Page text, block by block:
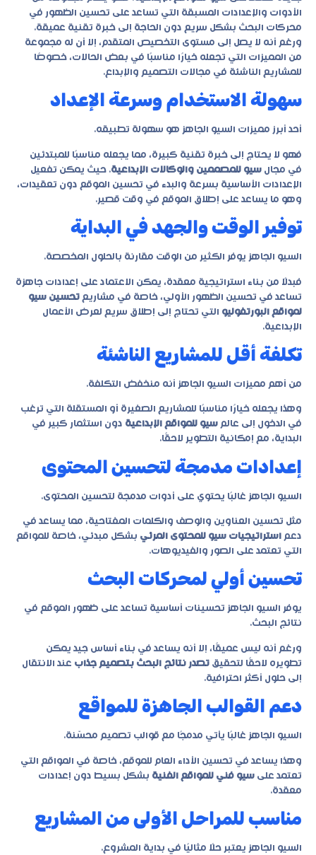
الأدوات والإعدادات المسبقة التي تساعد على تحسين الظهور في
محركات البحث بشكل سريع دون الحاجة إلى خبرة تقنية عميقة.
ورغم أنه لا يصل إلى مستوى التخصيص المتقدم، إلا أن له مجموعة
من المميزات التي تجعله خيارًا مناسبًا في بعض الحالات، خصوصًا
للمشاريع الناشئة في مجالات التصميم والإبداع.
سهولة الاستخدام وسرعة الإعداد
أحد أبرز مميزات السيو الجاهز هو سهولة تطبيقه.
فهو لا يحتاج إلى خبرة تقنية كبيرة، مما يجعله مناسبًا للمبتدئين
في مجال سيو للمصممين والوكالات الإبداعية. حيث يمكن تفعيل
الإعدادات الأساسية بسرعة والبدء في تحسين الموقع دون تعقيدات،
وهو ما يساعد على إطلاق الموقع في وقت قصير.
توفير الوقت والجهد في البداية
السيو الجاهز يوفر الكثير من الوقت مقارنة بالحلول المخصصة.
فبدلًا من بناء استراتيجية معقدة، يمكن الاعتماد على إعدادات جاهزة
تساعد في تحسين الظهور الأولي، خاصة في مشاريع تحسين سيو
لمواقع البورتفوليو التي تحتاج إلى إطلاق سريع لعرض الأعمال
الإبداعية.
تكلفة أقل للمشاريع الناشئة
من أهم مميزات السيو الجاهز أنه منخفض التكلفة.
وهذا يجعله خيارًا مناسبًا للمشاريع الصغيرة أو المستقلة التي ترغب
في الدخول إلى عالم سيو للمواقع الإبداعية دون استثمار كبير في
البداية، مع إمكانية التطوير لاحقًا.
إعدادات مدمجة لتحسين المحتوى
السيو الجاهز غالبًا يحتوي على أدوات مدمجة لتحسين المحتوى.
مثل تحسين العناوين والوصف والكلمات المفتاحية، مما يساعد في
دعم استراتيجيات سيو للمحتوى المرئي بشكل مبدئي، خاصة للمواقع
التي تعتمد على الصور والفيديوهات.
تحسين أولي لمحركات البحث
يوفر السيو الجاهز تحسينات أساسية تساعد على ظهور الموقع في
نتائج البحث.
ورغم أنه ليس عميقًا، إلا أنه يساعد في بناء أساس جيد يمكن
تطويره لاحقًا لتحقيق تصدر نتائج البحث بتصميم جذاب عند الانتقال
إلى حلول أكثر احترافية.
دعم القوالب الجاهزة للمواقع
السيو الجاهز غالبًا يأتي مدمجًا مع قوالب تصميم محسّنة.
وهذا يساعد في تحسين الأداء العام للموقع، خاصة في المواقع التي
تعتمد على سيو فني للمواقع الفنية بشكل بسيط دون إعدادات
معقدة.
مناسب للمراحل الأولى من المشاريع
السيو الجاهز يعتبر حلًا مثاليًا في بداية المشروع.